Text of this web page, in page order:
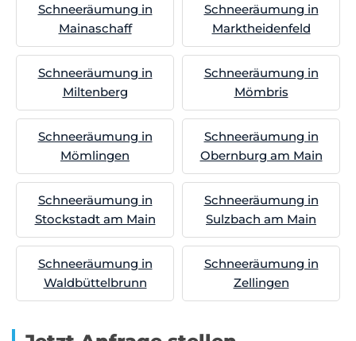
Schneeräumung in
Mainaschaff
Schneeräumung in
Marktheidenfeld
Schneeräumung in
Miltenberg
Schneeräumung in
Mömbris
Schneeräumung in
Mömlingen
Schneeräumung in
Obernburg am Main
Schneeräumung in
Stockstadt am Main
Schneeräumung in
Sulzbach am Main
Schneeräumung in
Waldbüttelbrunn
Schneeräumung in
Zellingen